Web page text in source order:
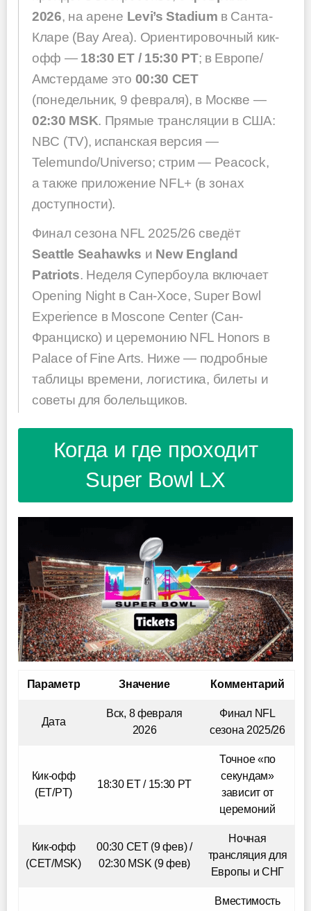
2026, на арене Levi’s Stadium в Санта-
Кларе (Bay Area). Ориентировочный кик-
офф — 18:30 ET / 15:30 PT; в Европе/
Амстердаме это 00:30 CET
(понедельник, 9 февраля), в Москве —
02:30 MSK. Прямые трансляции в США:
NBC (TV), испанская версия —
Telemundo/Universo; стрим — Peacock,
а также приложение NFL+ (в зонах
доступности).
Финал сезона NFL 2025/26 сведёт
Seattle Seahawks и New England
Patriots. Неделя Супербоула включает
Opening Night в Сан-Хосе, Super Bowl
Experience в Moscone Center (Сан-
Франциско) и церемонию NFL Honors в
Palace of Fine Arts. Ниже — подробные
таблицы времени, логистика, билеты и
советы для болельщиков.
Когда и где проходит
Super Bowl LX
Параметр Значение Комментарий
Дата
Вск, 8 февраля
2026
Финал NFL
сезона 2025/26
Кик-офф
(ET/PT)
18:30 ET / 15:30 PT
Точное «по
секундам»
зависит от
церемоний
Кик-офф
(CET/MSK)
00:30 CET (9 фев) /
02:30 MSK (9 фев)
Ночная
трансляция для
Европы и СНГ
Вместимость